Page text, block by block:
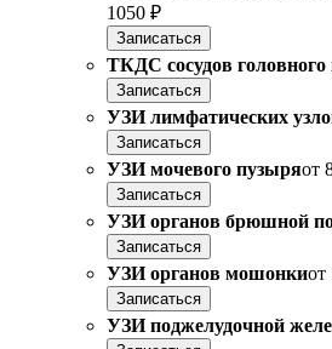
1050 ₽
Записаться
ТКДС сосудов головного
Записаться
УЗИ лимфатических
Записаться
УЗИ мочевого пузыряот
Записаться
УЗИ органов брюшной
Записаться
УЗИ органов мошонкиот
Записаться
УЗИ поджелудочной